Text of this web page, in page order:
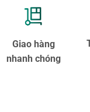
Giao hàng
nhanh chóng